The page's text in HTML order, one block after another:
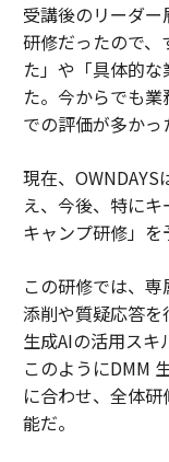
受講後のリーダ
研修だったので、
た」や「具体的
た。今からでも
での評価が多かっ
現在、
え、今後、特に
キャンプ研修」を
この研修では、
添削や質疑応答
生成AIの活用スキ
このようにDMM
に合わせ、全体
能だ。